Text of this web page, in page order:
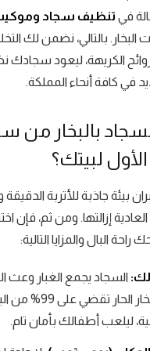
في تنظيف سجاد
البخار. بالتالي، نضمن لك
الكريهة، ليعود سجادك
في كافة أنحاء المملكة.
بالبخار من
لبيتك؟
بيئة جاذبة للأتربة الدقيقة
إزالتها. ومن ثم، فإن
البال والمزايا التالية:
السجاد يجمع الغبار وعث
غير المرئي. تقنية البخار الحار
ليلعب أطفالك بأمان تام.